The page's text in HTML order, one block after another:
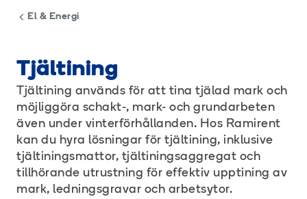
El & Energi
Tjältining
Tjältining används för att tina tjälad mark och
möjliggöra schakt-, mark- och grundarbeten
även under vinterförhållanden. Hos Ramirent
kan du hyra lösningar för tjältining, inklusive
tjältiningsmattor, tjältiningsaggregat och
tillhörande utrustning för effektiv upptining av
mark, ledningsgravar och arbetsytor.